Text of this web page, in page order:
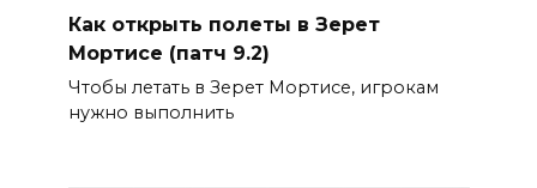
Как открыть полеты в Зерет
Мортисе (патч 9.2)
Чтобы летать в Зерет Мортисе, игрокам
нужно выполнить